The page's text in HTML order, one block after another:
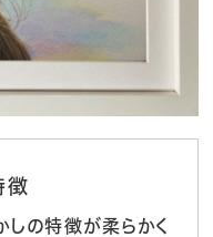
徴
の特徴が柔らかく